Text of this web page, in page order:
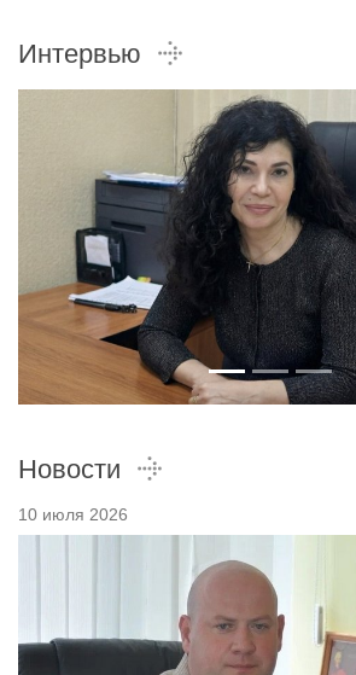
Интервью
Новости
10 июля 2026